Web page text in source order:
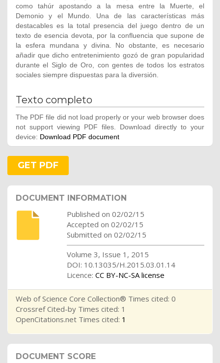
como tahúr apostando a la mesa entre la Muerte, el
Demonio y el Mundo. Una de las características más
destacables es la total presencia del juego dentro de un
texto de esencia devota, por la confluencia que supone de
la esfera mundana y divina. No obstante, es necesario
añadir que dicho entretenimiento gozó de gran popularidad
durante el Siglo de Oro, con gentes de todos los estratos
sociales siempre dispuestas para la diversión.
Texto completo
The PDF file did not load properly or your web browser does
not support viewing PDF files. Download directly to your
device: Download PDF document
GET PDF
DOCUMENT INFORMATION
Published on 02/02/15
Accepted on 02/02/15
Submitted on 02/02/15
Volume 3, Issue 1, 2015
DOI: 10.13035/H.2015.03.01.14
Licence: CC BY-NC-SA license
Web of Science Core Collection® Times cited: 0
Crossref Cited-by Times cited: 1
OpenCitations.net Times cited: 1
DOCUMENT SCORE